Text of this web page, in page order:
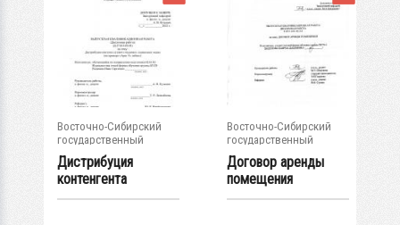
Восточно-Сибирский
государственный
университет...
Дистрибуция
контенгента
сетевого издания в...
Восточно-Сибирский
государственный
университет...
Договор аренды
помещения